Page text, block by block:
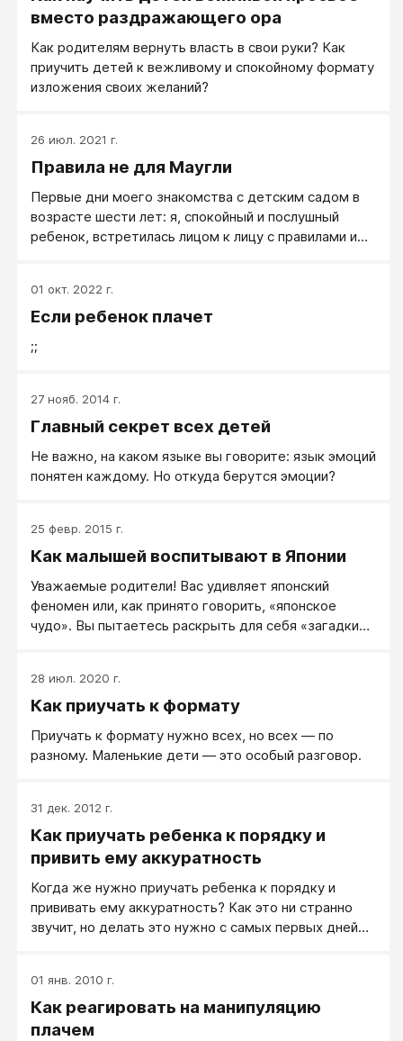
вместо раздражающего ора
Как родителям вернуть власть в свои руки? Как
приучить детей к вежливому и спокойному формату
изложения своих желаний?
26 июл. 2021 г.
Правила не для Маугли
Первые дни моего знакомства с детским садом в
возрасте шести лет: я, спокойный и послушный
ребенок, встретилась лицом к лицу с правилами и
01 окт. 2022 г.
Если ребенок плачет
;;
27 нояб. 2014 г.
Главный секрет всех детей
Не важно, на каком языке вы говорите: язык эмоций
понятен каждому. Но откуда берутся эмоции?
25 февр. 2015 г.
Как малышей воспитывают в Японии
Уважаемые родители! Вас удивляет японский
феномен или, как принято говорить, «японское
чудо». Вы пытаетесь рас­крыть для себя «загадки»
стране в исторически короткие сроки добиться
значительных успехов в деле модернизации
сильнейших стран мира. Тогда именно для вас мы
раскроем некоторые секреты «икудзи» —
надеемся, помогут вам воспитать своего
28 июл. 2020 г.
Как приучать к формату
Приучать к формату нужно всех, но всех — по
разному. Маленькие дети — это особый разговор.
31 дек. 2012 г.
Как приучать ребенка к порядку и
привить ему аккуратность
Когда же нужно приучать ребенка к порядку и
прививать ему аккуратность? Как это ни странно
звучит, но делать это нужно с самых первых дней
из вещей и книг; посуда на кухне накапливается и не
моется по нескольку дней; мокрая пеленка ребенка
сушится на батарее, вместо того, чтобы быть
01 янв. 2010 г.
Как реагировать на манипуляцию
плачем